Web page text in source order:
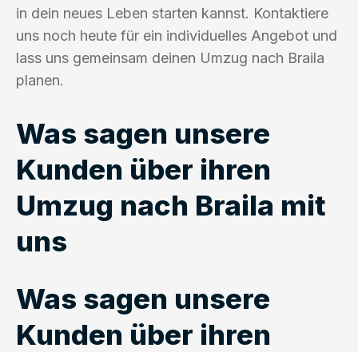
in dein neues Leben starten kannst. Kontaktiere
uns noch heute für ein individuelles Angebot und
lass uns gemeinsam deinen Umzug nach Braila
planen.
Was sagen unsere
Kunden über ihren
Umzug nach Braila mit
uns
Was sagen unsere
Kunden über ihren